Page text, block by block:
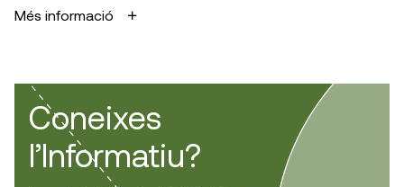
Més informació
Coneixes
l’Informatiu?